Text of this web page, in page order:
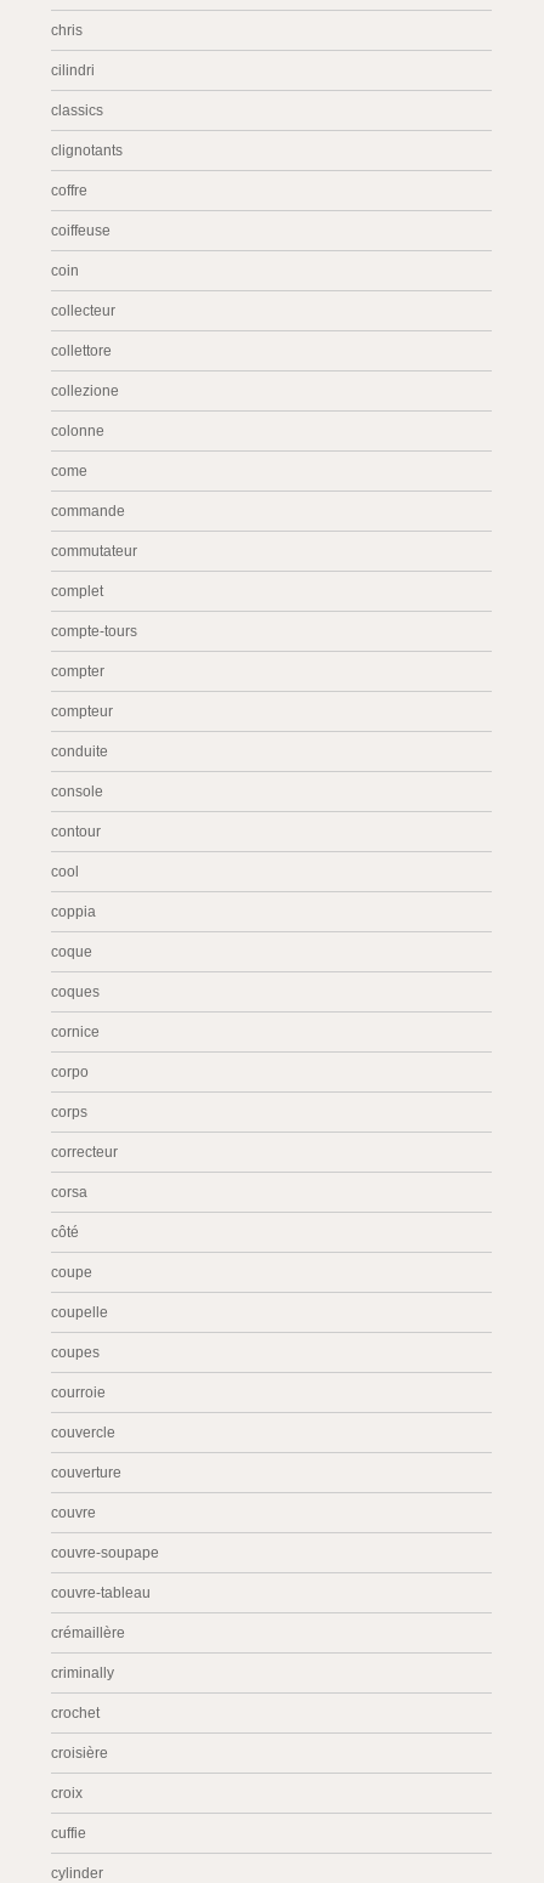
chris
cilindri
classics
clignotants
coffre
coiffeuse
coin
collecteur
collettore
collezione
colonne
come
commande
commutateur
complet
compte-tours
compter
compteur
conduite
console
contour
cool
coppia
coque
coques
cornice
corpo
corps
correcteur
corsa
côté
coupe
coupelle
coupes
courroie
couvercle
couverture
couvre
couvre-soupape
couvre-tableau
crémaillère
criminally
crochet
croisière
croix
cuffie
cylinder